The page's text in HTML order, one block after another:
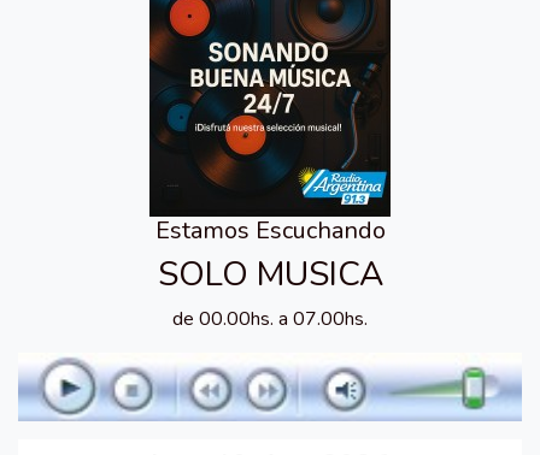
Estamos Escuchando
SOLO MUSICA
de 00.00hs. a 07.00hs.